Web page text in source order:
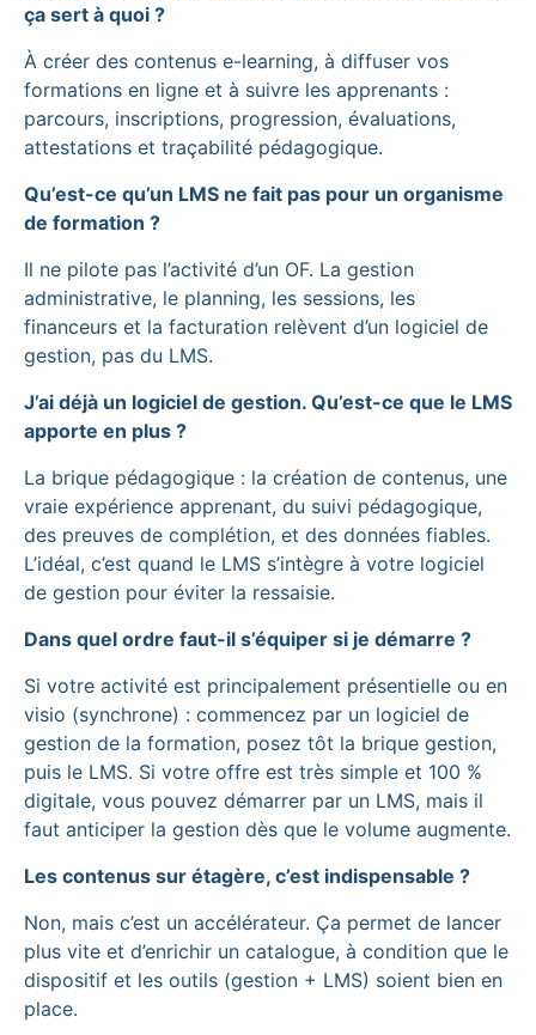
ça sert à quoi ?
À créer des contenus e-learning, à diffuser vos
formations en ligne et à suivre les apprenants :
parcours, inscriptions, progression, évaluations,
attestations et traçabilité pédagogique.
Qu’est-ce qu’un LMS ne fait pas pour un organisme
de formation ?
Il ne pilote pas l’activité d’un OF. La gestion
administrative, le planning, les sessions, les
financeurs et la facturation relèvent d’un logiciel de
gestion, pas du LMS.
J’ai déjà un logiciel de gestion. Qu’est-ce que le LMS
apporte en plus ?
La brique pédagogique : la création de contenus, une
vraie expérience apprenant, du suivi pédagogique,
des preuves de complétion, et des données fiables.
L’idéal, c’est quand le LMS s’intègre à votre logiciel
de gestion pour éviter la ressaisie.
Dans quel ordre faut-il s’équiper si je démarre ?
Si votre activité est principalement présentielle ou en
visio (synchrone) : commencez par un logiciel de
gestion de la formation, posez tôt la brique gestion,
puis le LMS. Si votre offre est très simple et 100 %
digitale, vous pouvez démarrer par un LMS, mais il
faut anticiper la gestion dès que le volume augmente.
Les contenus sur étagère, c’est indispensable ?
Non, mais c’est un accélérateur. Ça permet de lancer
plus vite et d’enrichir un catalogue, à condition que le
dispositif et les outils (gestion + LMS) soient bien en
place.